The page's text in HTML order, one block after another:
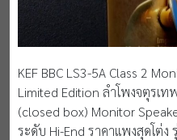
KEF BBC LS3-5A Class 2
Limited Edition ลำโพงจตุรเท
(closed box) Monitor
ระดับ Hi-End ราคาแพงสุดโต่